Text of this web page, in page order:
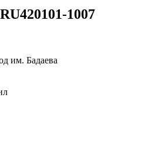
1007
им. Бадаева